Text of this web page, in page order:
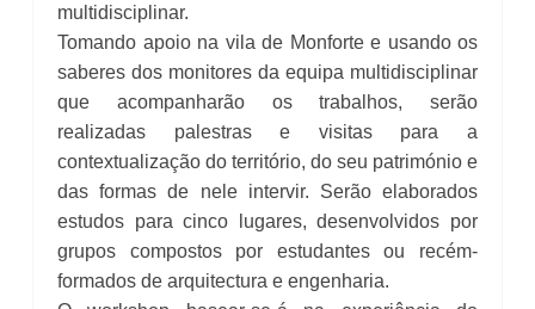
multidisciplinar.
Tomando apoio na vila de Monforte e usando os
saberes dos monitores da equipa multidisciplinar
que acompanharão os trabalhos, serão
realizadas palestras e visitas para a
contextualização do território, do seu património e
das formas de nele intervir. Serão elaborados
estudos para cinco lugares, desenvolvidos por
grupos compostos por estudantes ou recém-
formados de arquitectura e engenharia.